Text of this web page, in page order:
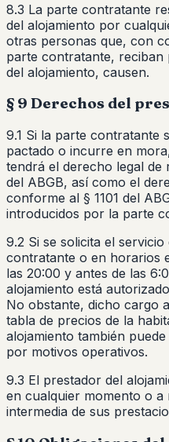
8.3 La parte contratante
del alojamiento por
otras personas que, con
parte contratante, reciban
del alojamiento, causen.
§ 9 Derechos del
9.1 Si la parte contratante
pactado o incurre en
tendrá el derecho legal
del ABGB, así como el
conforme al § 1101 del
introducidos por la parte
9.2 Si se solicita el
contratante o en horarios
las 20:00 y antes de las
alojamiento está
No obstante, dicho cargo
tabla de precios de la
alojamiento también
por motivos operativos.
9.3 El prestador del
en cualquier momento o
intermedia de sus